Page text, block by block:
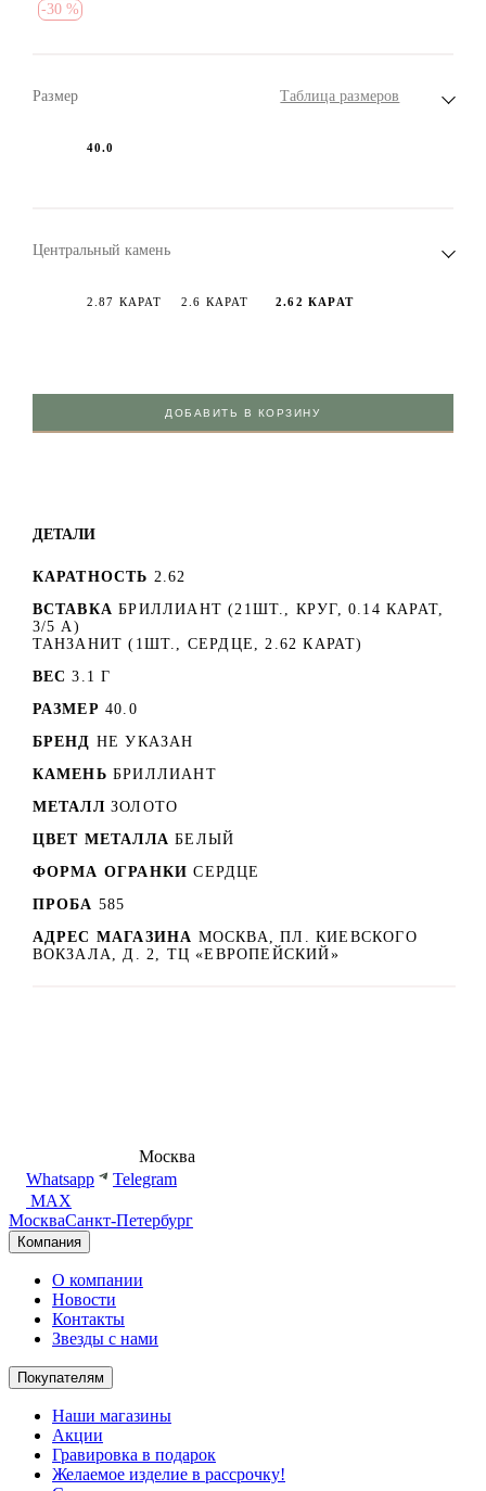
-30 %
Размер Таблица размеров
40.0
Центральный камень
2.87 КАРАТ 2.6 КАРАТ 2.62 КАРАТ
ДОБАВИТЬ В КОРЗИНУ
ДЕТАЛИ
КАРАТНОСТЬ 2.62
ВСТАВКА БРИЛЛИАНТ (21ШТ., КРУГ, 0.14 КАРАТ,
3/5 А)
ТАНЗАНИТ (1ШТ., СЕРДЦЕ, 2.62 КАРАТ)
ВЕС 3.1 Г
РАЗМЕР 40.0
БРЕНД НЕ УКАЗАН
КАМЕНЬ БРИЛЛИАНТ
МЕТАЛЛ ЗОЛОТО
ЦВЕТ МЕТАЛЛА БЕЛЫЙ
ФОРМА ОГРАНКИ СЕРДЦЕ
ПРОБА 585
АДРЕС МАГАЗИНА МОСКВА, ПЛ. КИЕВСКОГО
ВОКЗАЛА, Д. 2, ТЦ «ЕВРОПЕЙСКИЙ»
Москва
Whatsapp
Telegram
MAX
МоскваСанкт-Петербург
Компания
О компании
Новости
Контакты
Звезды с нами
Покупателям
Наши магазины
Акции
Гравировка в подарок
Желаемое изделие в рассрочку!